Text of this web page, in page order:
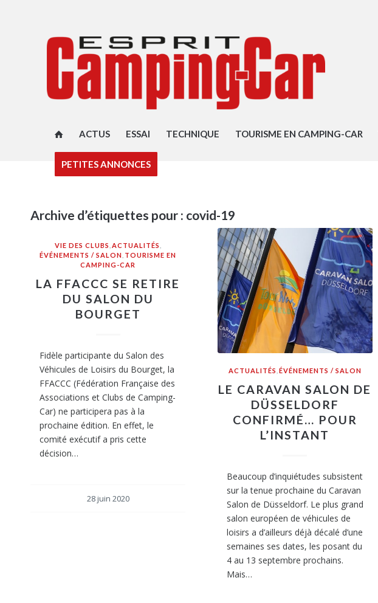
ACTUS ESSAI TECHNIQUE TOURISME EN CAMPING-CAR
PETITES ANNONCES
Archive d’étiquettes pour : covid-19
VIE DES CLUBS ,ACTUALITÉS
ÉVÉNEMENTS / SALON TOURISME EN
CAMPING-CAR
LA FFACCC SE RETIRE
DU SALON DU
BOURGET
Fidèle participante du Salon des
Véhicules de Loisirs du Bourget, la
FFACCC (Fédération Française des
Associations et Clubs de Camping-
Car) ne participera pas à la
prochaine édition. En effet, le
comité exécutif a pris cette
décision…
28 juin 2020
ACTUALITÉS ÉVÉNEMENTS / SALON
LE CARAVAN SALON DE
DÜSSELDORF
CONFIRMÉ… POUR
L’INSTANT
Beaucoup d’inquiétudes subsistent
sur la tenue prochaine du Caravan
Salon de Düsseldorf. Le plus grand
salon européen de véhicules de
loisirs a d’ailleurs déjà décalé d’une
semaines ses dates, les posant du
4 au 13 septembre prochains.
Mais…